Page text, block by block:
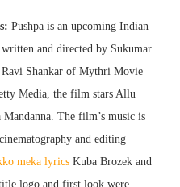
Pushpa is an upcoming Indian
and directed by Sukumar.
Ravi Shankar of Mythri Movie
Media, the film stars Allu
The film’s music is
and editing
meka lyrics Kuba Brozek and
logo and first look were